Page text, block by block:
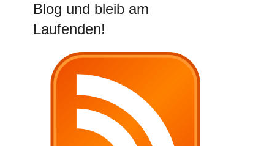
Blog und bleib am
Laufenden!